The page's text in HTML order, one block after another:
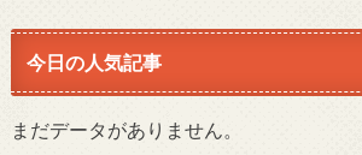
今日の人気記事
まだデータがありません。